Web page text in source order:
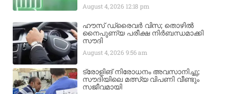
August 4, 2026 12:18 pm
ഹൗസ് ഡ്രൈവർ വിസ; തൊഴിൽ
നൈപുണ്യ പരീക്ഷ നിർബന്ധമാക്കി
സൗദി
August 4, 2026 9:56 am
ട്രോളിങ് നിരോധനം അവസാനിച്ചു;
സൗദിയിലെ മത്സ്യ വിപണി വീണ്ടും
സജീവമായി